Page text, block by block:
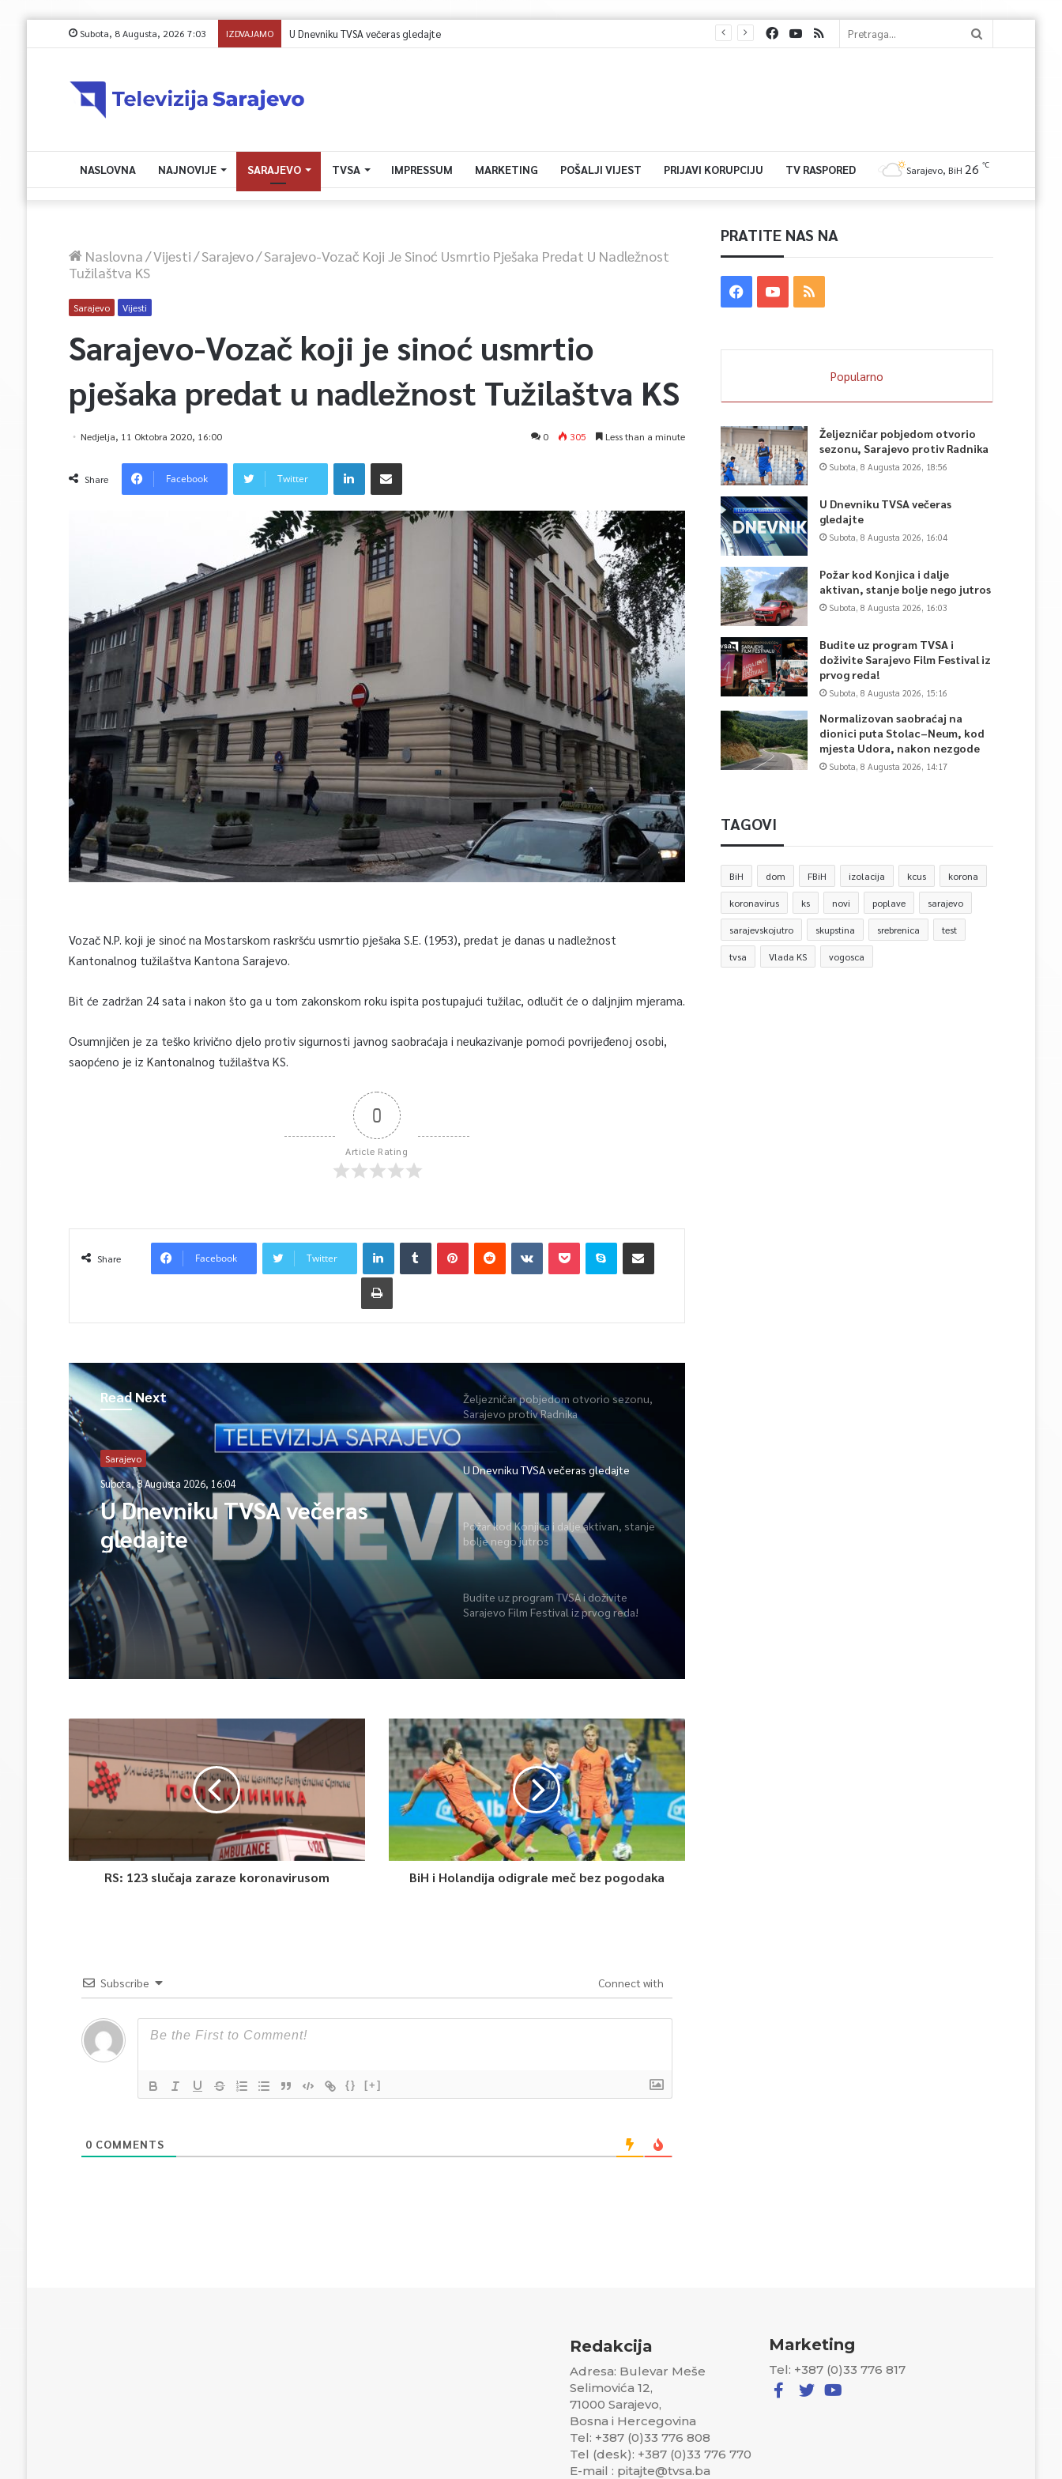
Subota, 8 Augusta, 2026 7:03 IZDVAJAMO U Dnevniku TVSA večeras gledajte
NASLOVNA NAJNOVIJE SARAJEVO TVSA IMPRESSUM MARKETING POŠALJI VIJEST PRIJAVI KORUPCIJU TV RASPORED Sarajevo, BiH 26 ℃
Naslovna/Vijesti/Sarajevo/Sarajevo-Vozač Koji Je Sinoć Usmrtio Pješaka Predat U Nadležnost
Tužilaštva KS
Sarajevo Vijesti
Sarajevo-Vozač koji je sinoć usmrtio
pješaka predat u nadležnost Tužilaštva KS
Nedjelja, 11 Oktobra 2020, 16:00 0 305 Less than a minute
Share Facebook Twitter
Vozač N.P. koji je sinoć na Mostarskom raskršću usmrtio pješaka S.E. (1953), predat je danas u nadležnost
Kantonalnog tužilaštva Kantona Sarajevo.
Bit će zadržan 24 sata i nakon što ga u tom zakonskom roku ispita postupajući tužilac, odlučit će o daljnjim mjerama.
Osumnjičen je za teško krivično djelo protiv sigurnosti javnog saobraćaja i neukazivanje pomoći povrijeđenoj osobi,
saopćeno je iz Kantonalnog tužilaštva KS.
0
Article Rating
Share Facebook Twitter
Read Next
Sarajevo
Subota, 8 Augusta 2026, 16:04
U Dnevniku TVSA večeras
gledajte
Željezničar pobjedom otvorio sezonu,
Sarajevo protiv Radnika
U Dnevniku TVSA večeras gledajte
Požar kod Konjica i dalje aktivan, stanje
bolje nego jutros
Budite uz program TVSA i doživite
Sarajevo Film Festival iz prvog reda!
RS: 123 slučaja zaraze koronavirusom BiH i Holandija odigrale meč bez pogodaka
Subscribe Connect with
{} [+]
0 COMMENTS
PRATITE NAS NA
Popularno
Željezničar pobjedom otvorio
sezonu, Sarajevo protiv Radnika
Subota, 8 Augusta 2026, 18:56
U Dnevniku TVSA večeras
gledajte
Subota, 8 Augusta 2026, 16:04
Požar kod Konjica i dalje
aktivan, stanje bolje nego jutros
Subota, 8 Augusta 2026, 16:03
Budite uz program TVSA i
doživite Sarajevo Film Festival iz
prvog reda!
Subota, 8 Augusta 2026, 15:16
Normalizovan saobraćaj na
dionici puta Stolac–Neum, kod
mjesta Udora, nakon nezgode
Subota, 8 Augusta 2026, 14:17
TAGOVI
BiH dom FBiH izolacija kcus korona
koronavirus ks novi poplave sarajevo
sarajevskojutro skupstina srebrenica test
tvsa Vlada KS vogosca
Redakcija
Adresa: Bulevar Meše
Selimovića 12,
71000 Sarajevo,
Bosna i Hercegovina
Tel: +387 (0)33 776 808
Tel (desk): +387 (0)33 776 770
E-mail : pitajte@tvsa.ba
Marketing
Tel: +387 (0)33 776 817